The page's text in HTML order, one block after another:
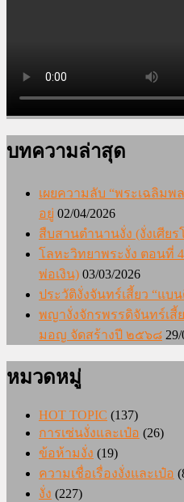
บทความล่าสุด
เผยความลับ “พระเฉลิม
อยู่ 02/04/2026
สืบสานตำนานงั่ง (งั่งเศียร
โลหะวิทยาพระงั่ง ตอนที่
พ่อเงิน) 03/03/2026
ประวัติงั่งจันทร์เสี้ยว “แบ
พญางั่งจักรพรรดิจันทร์เสี้
มอญ จัดสร้างปี ๒๕๖๘
หมวดหมู่
HOT TOPIC (137)
การเซ่นงั่งและเป๋อ (26)
ข้อห้ามงั่ง (19)
ความเชื่อเรื่องงั่งและเป๋อ
งั่ง (227)